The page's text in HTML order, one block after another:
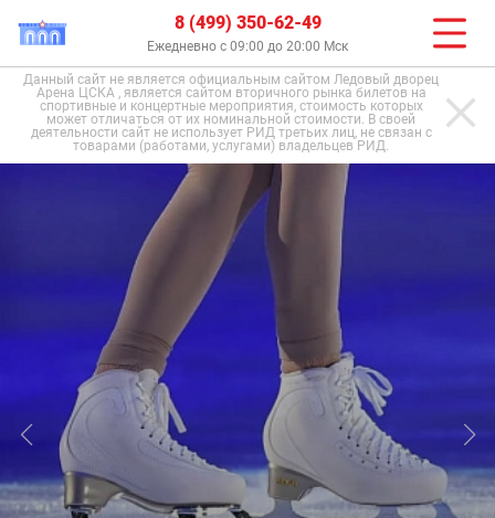
8 (499) 350-62-49
Ежедневно с 09:00 до 20:00 Мск
Данный сайт не является официальным сайтом Ледовый дворец
Арена ЦСКА , является сайтом вторичного рынка билетов на
спортивные и концертные мероприятия, стоимость которых
может отличаться от их номинальной стоимости. В своей
деятельности сайт не использует РИД третьих лиц, не связан с
товарами (работами, услугами) владельцев РИД.